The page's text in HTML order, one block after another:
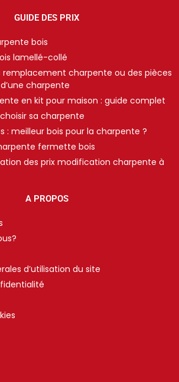
GUIDE DES PRIX
bois
lamellé-collé
remplacement charpente ou des pièces
charpente
en kit pour maison : guide complet
sa charpente
: meilleur bois pour la charpente ?
fermette bois
des prix modification charpente à
A PROPOS
d’utilisation du site